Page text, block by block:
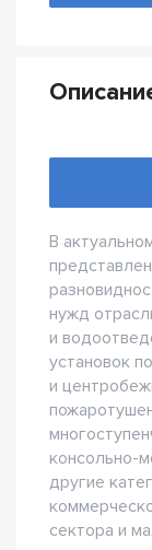
В
нужд
и
установок
и
консольно-
другие
сектора и